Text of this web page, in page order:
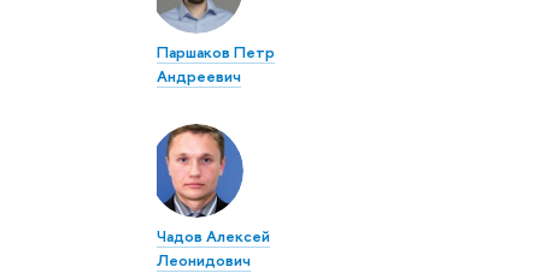
Паршаков Петр
Андреевич
Чадов Алексей
Леонидович